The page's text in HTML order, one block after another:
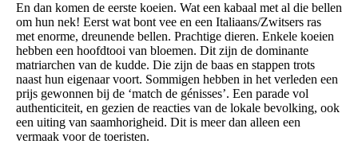
En dan komen de eerste koeien. Wat een kabaal met al die bellen
om hun nek! Eerst wat bont vee en een Italiaans/Zwitsers ras
met enorme, dreunende bellen. Prachtige dieren. Enkele koeien
hebben een hoofdtooi van bloemen. Dit zijn de dominante
matriarchen van de kudde. Die zijn de baas en stappen trots
naast hun eigenaar voort. Sommigen hebben in het verleden een
prijs gewonnen bij de ‘match de génisses’. Een parade vol
authenticiteit, en gezien de reacties van de lokale bevolking, ook
een uiting van saamhorigheid. Dit is meer dan alleen een
vermaak voor de toeristen.